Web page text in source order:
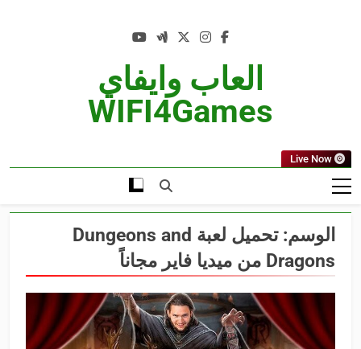
العاب وايفاي
WIFI4Games
Live Now
الوسم:
تحميل لعبة Dungeons and
Dragons من ميديا فاير مجاناً